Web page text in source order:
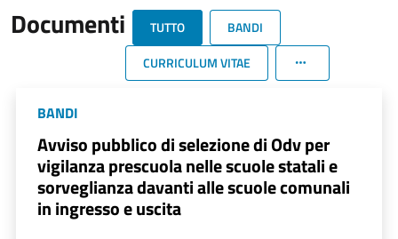
Documenti TUTTO
BANDI
CURRICULUM VITAE
BANDI
Avviso pubblico di selezione di Odv per
vigilanza prescuola nelle scuole statali e
sorveglianza davanti alle scuole comunali
in ingresso e uscita